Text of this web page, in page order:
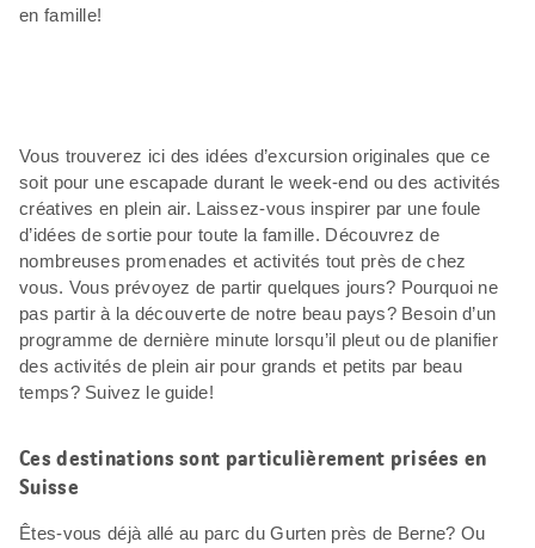
en famille!
Vous trouverez ici des idées d’excursion originales que ce
soit pour une escapade durant le week-end ou des activités
créatives en plein air. Laissez-vous inspirer par une foule
d’idées de sortie pour toute la famille. Découvrez de
nombreuses promenades et activités tout près de chez
vous. Vous prévoyez de partir quelques jours? Pourquoi ne
pas partir à la découverte de notre beau pays? Besoin d’un
programme de dernière minute lorsqu’il pleut ou de planifier
des activités de plein air pour grands et petits par beau
temps? Suivez le guide!
Ces destinations sont particulièrement prisées en
Suisse
Êtes-vous déjà allé au parc du Gurten près de Berne? Ou